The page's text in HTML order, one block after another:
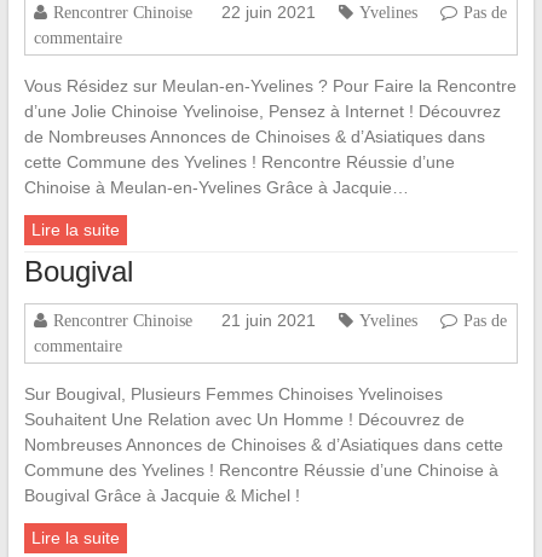
Rencontrer Chinoise 22 juin 2021 Yvelines
Pas de
commentaire
Vous Résidez sur Meulan-en-Yvelines ? Pour Faire la Rencontre
d’une Jolie Chinoise Yvelinoise, Pensez à Internet ! Découvrez
de Nombreuses Annonces de Chinoises & d’Asiatiques dans
cette Commune des Yvelines ! Rencontre Réussie d’une
Chinoise à Meulan-en-Yvelines Grâce à Jacquie…
Lire la suite
Bougival
Rencontrer Chinoise 21 juin 2021 Yvelines
Pas de
commentaire
Sur Bougival, Plusieurs Femmes Chinoises Yvelinoises
Souhaitent Une Relation avec Un Homme ! Découvrez de
Nombreuses Annonces de Chinoises & d’Asiatiques dans cette
Commune des Yvelines ! Rencontre Réussie d’une Chinoise à
Bougival Grâce à Jacquie & Michel !
Lire la suite